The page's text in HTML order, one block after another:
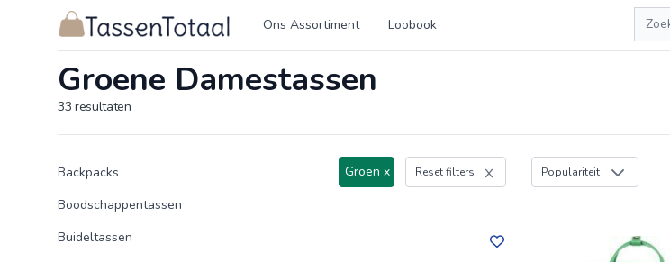
Logo Tassentotaal.nl Ons Assortiment Loobook
Zoeken
Groene Damestassen
33 resultaten
Producten
Product categorieën
Backpacks
Boodschappentassen
Buideltassen
Groen x Reset filters Populariteit